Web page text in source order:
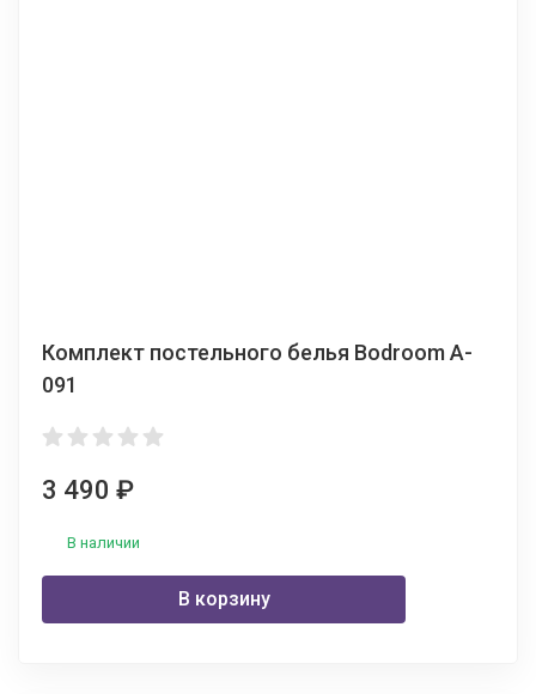
Комплект постельного белья Bodroom A-
091
3 490 ₽
В наличии
В корзину